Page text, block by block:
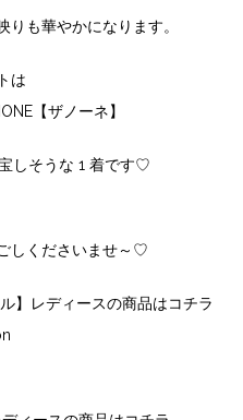
りも華やかになります。
は
【ザノーネ】
しそうな 1 着です♡
しくださいませ～♡
】レディースの商品はコチラ